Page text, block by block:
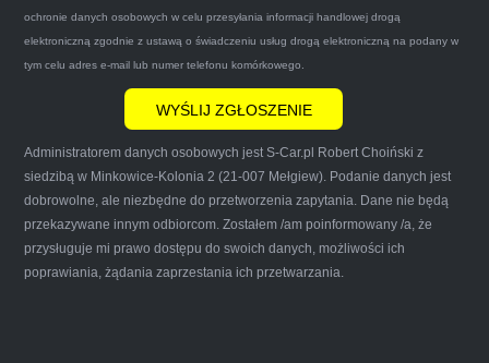
mnie do skorzystania z ich usług przekonało to
że są na FACEBOOKU i każdy tam może
wyrazić opinię na ich temat.
Iwona Górska
ochronie danych osobowych w celu przesyłania informacji handlowej drogą
elektroniczną zgodnie z ustawą o świadczeniu usług drogą elektroniczną na podany w
tym celu adres e-mail lub numer telefonu komórkowego.
Administratorem danych osobowych jest S-Car.pl Robert Choiński z
siedzibą w Minkowice-Kolonia 2 (21-007 Mełgiew). Podanie danych jest
dobrowolne, ale niezbędne do przetworzenia zapytania. Dane nie będą
przekazywane innym odbiorcom. Zostałem /am poinformowany /a, że
przysługuje mi prawo dostępu do swoich danych, możliwości ich
poprawiania, żądania zaprzestania ich przetwarzania.